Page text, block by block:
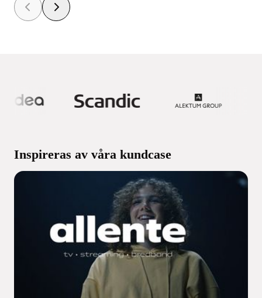
Inspireras av våra kundcase